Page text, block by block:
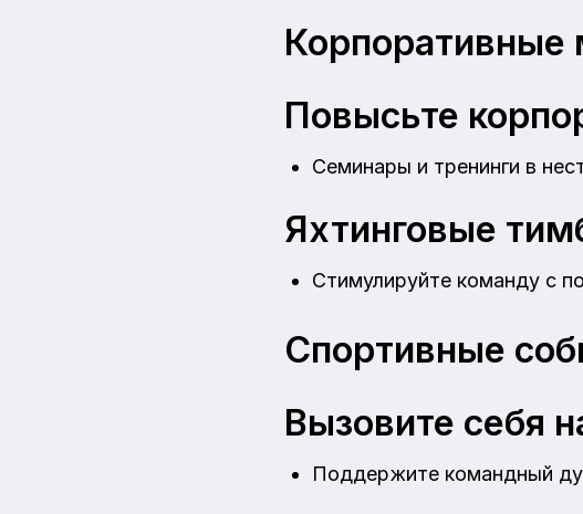
Корпоративные
Повысьте
Семинары и тренинги в
Яхтинговые
Стимулируйте команду с
Спортивные
Вызовите себя
Поддержите командный